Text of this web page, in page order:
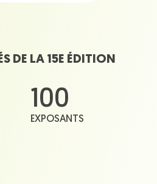
DE LA 15E ÉDITION
100
EXPOSANTS